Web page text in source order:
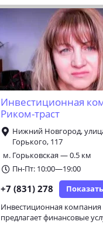
Инвестиционная
Риком-траст
Нижний Новгород,
Горького, 117
м. Горьковская — 0.5 км
Пн-Пт: 10:00—19:00
+7 (831) 278 Показать
Инвестиционная компания
предлагает финансовые